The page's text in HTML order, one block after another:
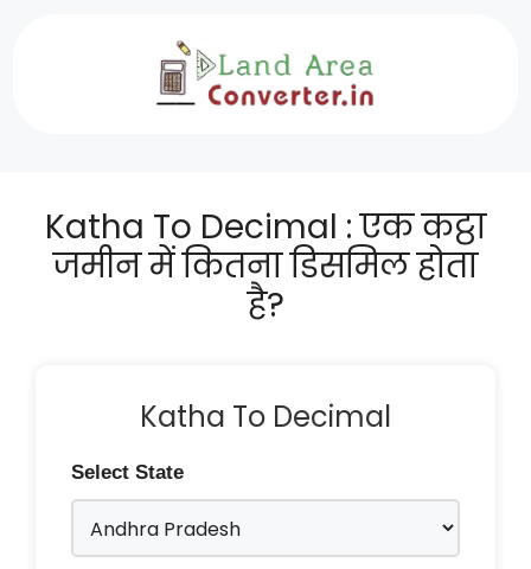
Katha To Decimal : एक कट्ठा
जमीन में कितना डिसमिल होता
है?
Katha To Decimal
Select State